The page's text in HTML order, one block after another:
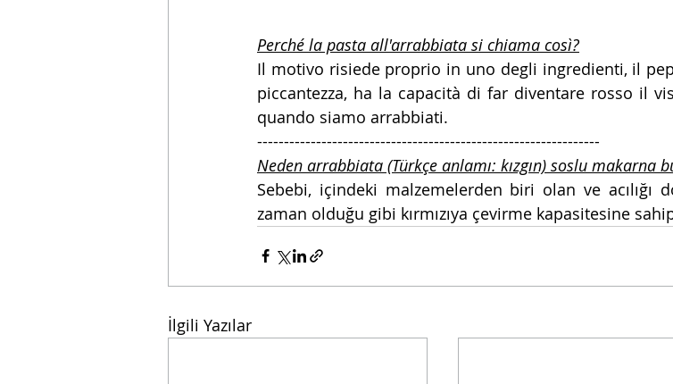
Perché la pasta all'arrabbiata si chiama così?
Il motivo risiede proprio in uno degli ingredienti, il
piccantezza, ha la capacità di far diventare rosso il
quando siamo arrabbiati.
----------------------------------------------------------------
Neden arrabbiata (Türkçe anlamı: kızgın) soslu makarna
Sebebi, içindeki malzemelerden biri olan ve acılığı
zaman olduğu gibi kırmızıya çevirme kapasitesine
İlgili Yazılar